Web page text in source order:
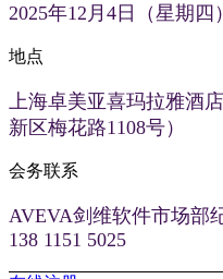
2025年12月4日（星期四
地点
上海卓美亚喜玛拉雅酒
新区梅花路1108号）
会务联系
AVEVA剑维软件市场部
138 1151 5025